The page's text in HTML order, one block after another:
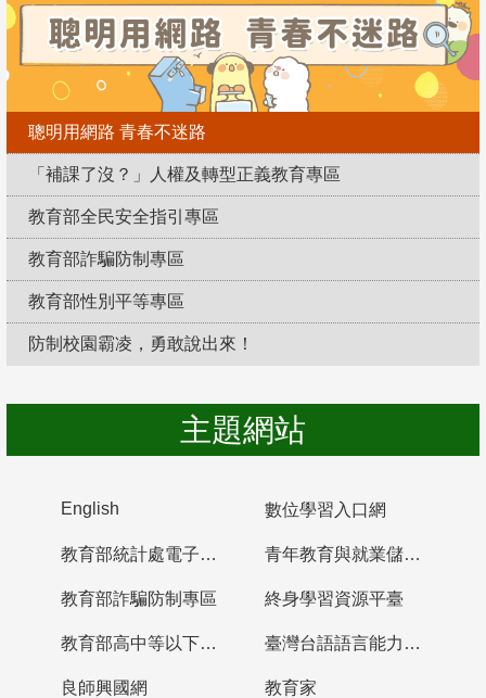
聰明用網路 青春不迷路
「補課了沒？」人權及轉型正義教育專區
教育部全民安全指引專區
教育部詐騙防制專區
教育部性別平等專區
防制校園霸凌，勇敢說出來！
主題網站
English 數位學習入口網
教育部統計處電子書櫃 青年教育與就業儲蓄帳戶
教育部詐騙防制專區 終身學習資源平臺
教育部高中等以下學校及幼兒園教師資格檢定考試 臺灣台語語言能力認證網站
良師興國網
教育家